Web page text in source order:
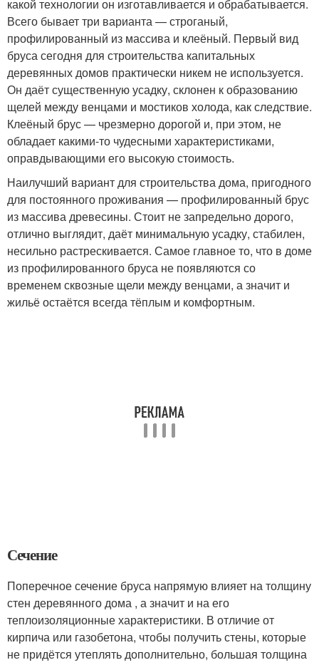
какой технологии он изготавливается и обрабатывается.
Всего бывает три варианта — строганый,
профилированный из массива и клеёный. Первый вид
бруса сегодня для строительства капитальных
деревянных домов практически никем не используется.
Он даёт существенную усадку, склонен к образованию
щелей между венцами и мостиков холода, как следствие.
Клеёный брус — чрезмерно дорогой и, при этом, не
обладает какими-то чудесными характеристиками,
оправдывающими его высокую стоимость.
Наилучший вариант для строительства дома, пригодного
для постоянного проживания — профилированный брус
из массива древесины. Стоит не запредельно дорого,
отлично выглядит, даёт минимальную усадку, стабилен,
несильно растрескивается. Самое главное то, что в доме
из профилированного бруса не появляются со
временем сквозные щели между венцами, а значит и
жильё остаётся всегда тёплым и комфортным.
Сечение
Поперечное сечение бруса напрямую влияет на толщину
стен деревянного дома , а значит и на его
теплоизоляционные характеристики. В отличие от
кирпича или газобетона, чтобы получить стены, которые
не придётся утеплять дополнительно, большая толщина